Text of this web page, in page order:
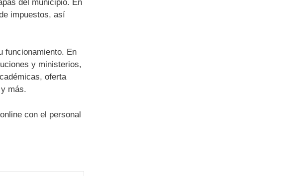
del municipio. En
impuestos, así
funcionamiento. En
y ministerios,
oferta
más.
con el personal